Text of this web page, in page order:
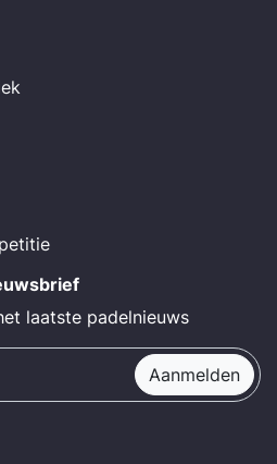
laatste padelnieuws
Aanmelden